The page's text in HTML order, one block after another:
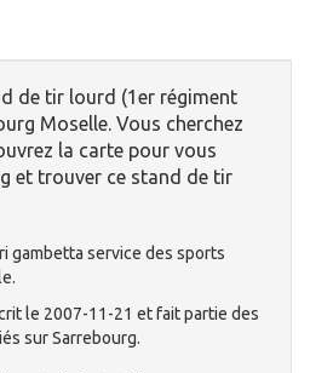
de tir lourd (1er régiment
Moselle. Vous cherchez
la carte pour vous
et trouver ce stand de tir
gambetta service des sports
le 2007-11-21 et fait partie des
sur Sarrebourg.